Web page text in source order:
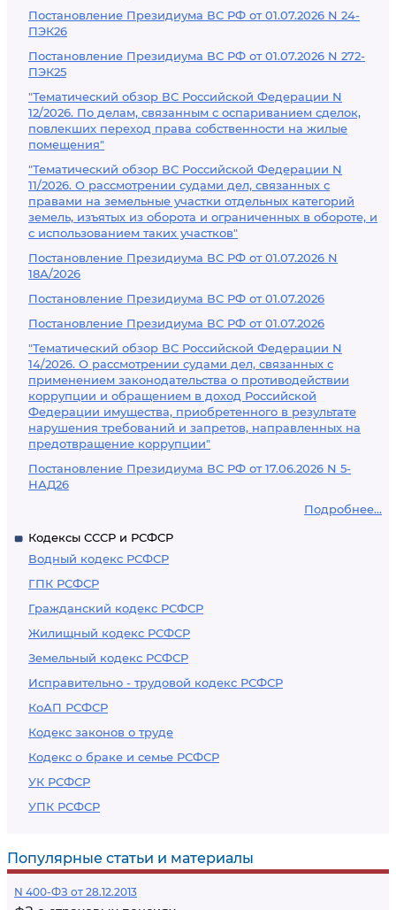
Постановление Президиума ВС РФ от 01.07.2026 N 24-
ПЭК26
Постановление Президиума ВС РФ от 01.07.2026 N 272-
ПЭК25
"Тематический обзор ВС Российской Федерации N
12/2026. По делам, связанным с оспариванием сделок,
повлекших переход права собственности на жилые
помещения"
"Тематический обзор ВС Российской Федерации N
11/2026. О рассмотрении судами дел, связанных с
правами на земельные участки отдельных категорий
земель, изъятых из оборота и ограниченных в обороте, и
с использованием таких участков"
Постановление Президиума ВС РФ от 01.07.2026 N
18А/2026
Постановление Президиума ВС РФ от 01.07.2026
Постановление Президиума ВС РФ от 01.07.2026
"Тематический обзор ВС Российской Федерации N
14/2026. О рассмотрении судами дел, связанных с
применением законодательства о противодействии
коррупции и обращением в доход Российской
Федерации имущества, приобретенного в результате
нарушения требований и запретов, направленных на
предотвращение коррупции"
Постановление Президиума ВС РФ от 17.06.2026 N 5-
НАД26
Подробнее...
Кодексы СССР и РСФСР
Водный кодекс РСФСР
ГПК РСФСР
Гражданский кодекс РСФСР
Жилищный кодекс РСФСР
Земельный кодекс РСФСР
Исправительно - трудовой кодекс РСФСР
КоАП РСФСР
Кодекс законов о труде
Кодекс о браке и семье РСФСР
УК РСФСР
УПК РСФСР
Популярные статьи и материалы
N 400-ФЗ от 28.12.2013